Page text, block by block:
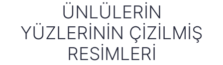
ÜNLÜLERIN
YÜZLERININ ÇIZILMIŞ
RESIMLERI